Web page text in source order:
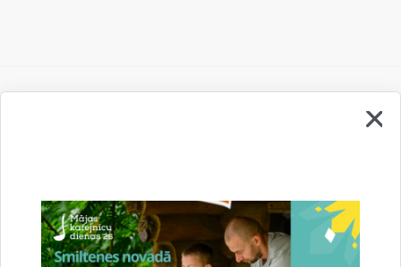
Vai šī informācija bija noderīga?